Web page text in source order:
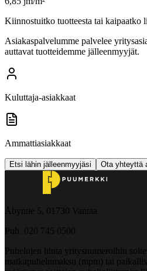
Kiinnostuitko tuotteesta tai kaipaatko
Asiakaspalvelumme palvelee
auttavat tuotteidemme jälleenmyyjät.
Kuluttaja-asiakkaat
Ammattiasiakkaat
Etsi lähin jälleenmyyjäsi Ota yhteyttä
Åbyntie 5, 01730 Vantaa
Puh. 020 745 0500
Puhelujen hinta yritysnumeroihin
matkapuhelumaksu (mpm) tai